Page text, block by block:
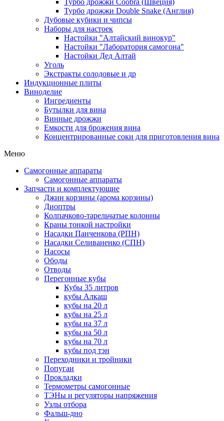
Турбо дрожжи Coobra (Швеция)
Турбо дрожжи Double Snake (Англия)
Дубовые кубики и чипсы
Наборы для настоек
Настойки "Алтайский винокур"
Настойки "Лаборатория самогона"
Настойки Дед Алтай
Уголь
Экстракты солодовые и др
Индукционные плиты
Виноделие
Ингредиенты
Бутылки для вина
Винные дрожжи
Емкости для брожения вина
Концентрированные соки для приготовления вина
Меню
Самогонные аппараты
Самогонные аппараты
Запчасти и комплектующие
Джин корзины (арома корзины)
Диоптры
Колпачково-тарельчатые колонны
Краны тонкой настройки
Насадки Панченкова (РПН)
Насадки Селиваненко (СПН)
Насосы
Ободы
Отводы
Перегонные кубы
Кубы 35 литров
кубы Алкаш
кубы на 20 л
кубы на 25 л
кубы на 37 л
кубы на 50 л
кубы на 70 л
кубы под тэн
Переходники и тройники
Попугаи
Прокладки
Термометры самогонные
ТЭНы и регуляторы напряжения
Узлы отбора
Фальш-дно